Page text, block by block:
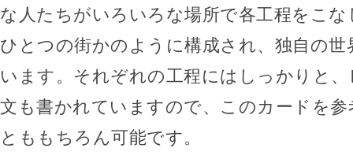
な人たちがいろいろな場所で各工程をこ
ひとつの街かのように構成され、独自の世
います。それぞれの工程にはしっかりと
文も書かれていますので、このカードを
とももちろん可能です。